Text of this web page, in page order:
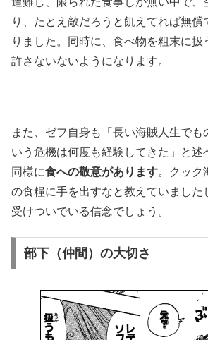
り、たとえ敵だろうと飢えてれば無償
りました。同時に、食べ物を粗末に扱
許さないないようになります。
また、ゼフ自身も「長い海賊人生でも
いう危機は何度も経験してきた」と述
同様に食への敬意があります。クック
の食糧に手を出すなと教えていました
受けついでいる信念でしょう。
部下（仲間）の大切さ